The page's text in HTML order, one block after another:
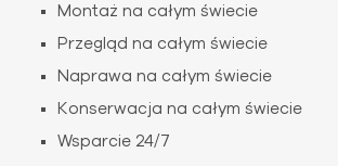
Montaż na całym świecie
Przegląd na całym świecie
Naprawa na całym świecie
Konserwacja na całym świecie
Wsparcie 24/7